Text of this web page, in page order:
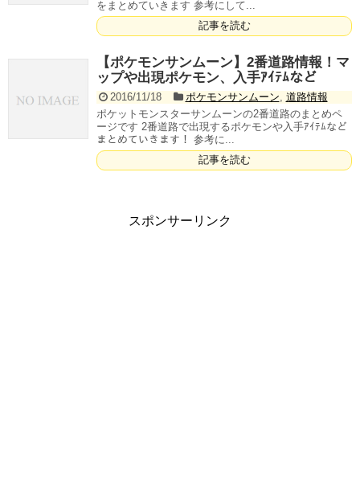
をまとめていきます 参考にして...
記事を読む
【ポケモンサンムーン】2番道路情報！マ
ップや出現ポケモン、入手ｱｲﾃﾑなど
2016/11/18 ポケモンサンムーン, 道路情報
ポケットモンスターサンムーンの2番道路のまとめペ
ージです 2番道路で出現するポケモンや入手ｱｲﾃﾑなど
まとめていきます！ 参考に...
記事を読む
スポンサーリンク